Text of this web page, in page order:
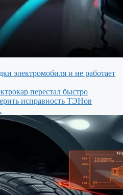
электромобиля и не работает
перестал быстро
исправность ТЭНов